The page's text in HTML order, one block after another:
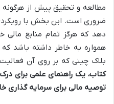
مطالعه و تحقیق پیش از هرگونه
ضروری است. این بخش با
دهد که هرگز تمام منابع مالی
همواره به خاطر داشته باشد که
بلاک چینی که بر روی آن
کتاب، یک راهنمای علمی برای
توصیه مالی برای سرمایه گذاری